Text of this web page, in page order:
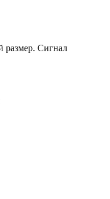
размер. Сигнал